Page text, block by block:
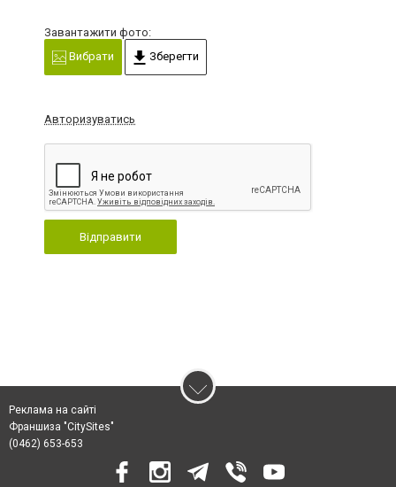
Завантажити фото:
Вибрати
Зберегти
Авторизуватись
Відправити
Реклама на сайті
Франшиза "CitySites"
(0462) 653-653